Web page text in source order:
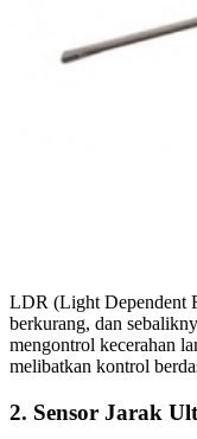
LDR (Light Dependent
berkurang, dan
mengontrol kecerahan
melibatkan kontrol
2. Sensor Jarak